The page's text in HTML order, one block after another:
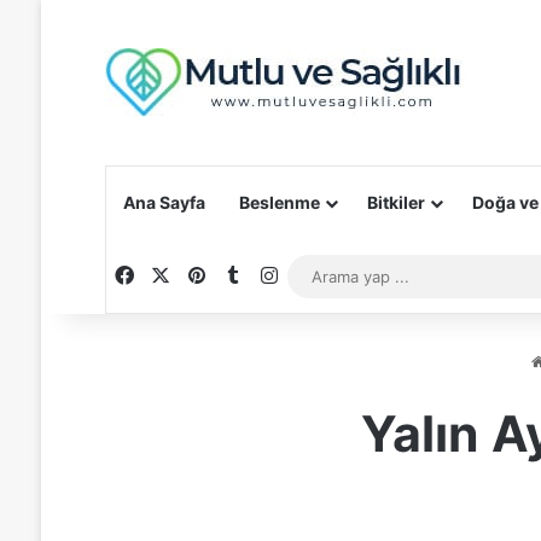
Ana Sayfa Beslenme Bitkiler Doğa
FacebookPinterest
TumblrInstagram
Yalın